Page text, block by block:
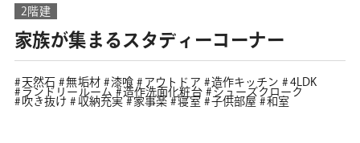
2階建
家族が集まるスタディーコーナー
天然石 無垢材 漆喰 アウトドア 造作キッチン
4LDK
ランドリールーム
造作洗面化粧台
シューズクローク
吹き抜け
収納充実 家事楽 寝室 子供部屋 和室